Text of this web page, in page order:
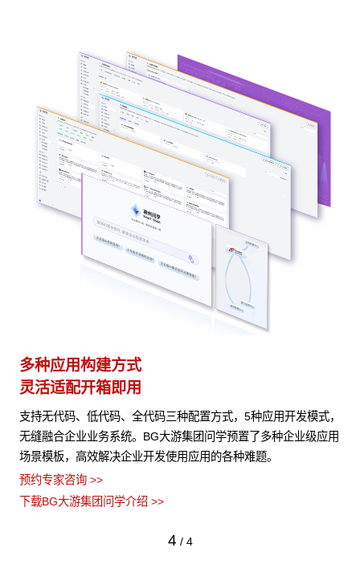
多种应用构建方式
灵活适配开箱即用
支持无代码、低代码、全代码三种配置方式，5种应用开发模式，
无缝融合企业业务系统。BG大游集团问学预置了多种企业级应用
场景模板，高效解决企业开发使用应用的各种难题。
预约专家咨询 >>
下载BG大游集团问学介绍 >>
4 / 4